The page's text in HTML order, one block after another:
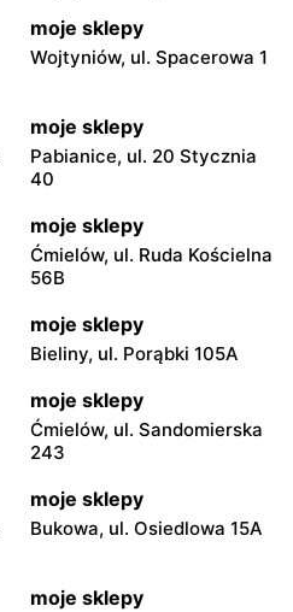
moje sklepy
Wojtyniów, ul. Spacerowa 1
moje sklepy
Pabianice, ul. 20 Stycznia
40
moje sklepy
Ćmielów, ul. Ruda Kościelna
56B
moje sklepy
Bieliny, ul. Porąbki 105A
moje sklepy
Ćmielów, ul. Sandomierska
243
moje sklepy
Bukowa, ul. Osiedlowa 15A
moje sklepy